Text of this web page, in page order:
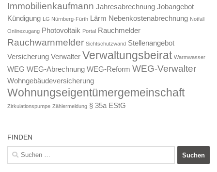
Immobilienkaufmann Jahresabrechnung Jobangebot
Kündigung LG Nürnberg-Fürth Lärm Nebenkostenabrechnung Notfall
Onlinezugang Photovoltaik Portal Rauchmelder
Rauchwarnmelder Sichtschutzwand Stellenangebot
Versicherung Verwalter Verwaltungsbeirat Warmwasser
WEG WEG-Abrechnung WEG-Reform WEG-Verwalter
Wohngebäudeversicherung
Wohnungseigentümergemeinschaft
Zirkulationspumpe Zählermeldung § 35a EStG
FINDEN
Suchen
nach: